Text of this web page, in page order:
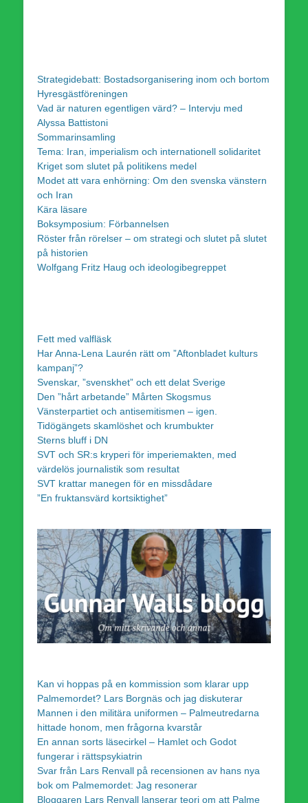
Strategidebatt: Bostadsorganisering inom och bortom
Hyresgästföreningen
Vad är naturen egentligen värd? – Intervju med
Alyssa Battistoni
Sommarinsamling
Tema: Iran, imperialism och internationell solidaritet
Kriget som slutet på politikens medel
Modet att vara enhörning: Om den svenska vänstern
och Iran
Kära läsare
Boksymposium: Förbannelsen
Röster från rörelser – om strategi och slutet på slutet
på historien
Wolfgang Fritz Haug och ideologibegreppet
Fett med valfläsk
Har Anna-Lena Laurén rätt om ”Aftonbladet kulturs
kampanj”?
Svenskar, ”svenskhet” och ett delat Sverige
Den ”hårt arbetande” Mårten Skogsmus
Vänsterpartiet och antisemitismen – igen.
Tidögängets skamlöshet och krumbukter
Sterns bluff i DN
SVT och SR:s kryperi för imperiemakten, med
värdelös journalistik som resultat
SVT krattar manegen för en missdådare
”En fruktansvärd kortsiktighet”
Kan vi hoppas på en kommission som klarar upp
Palmemordet? Lars Borgnäs och jag diskuterar
Mannen i den militära uniformen – Palmeutredarna
hittade honom, men frågorna kvarstår
En annan sorts läsecirkel – Hamlet och Godot
fungerar i rättspsykiatrin
Svar från Lars Renvall på recensionen av hans nya
bok om Palmemordet: Jag resonerar
Bloggaren Lars Renvall lanserar teori om att Palme